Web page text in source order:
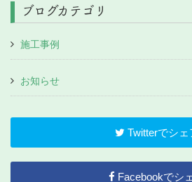
ブログカテゴリ
施工事例
お知らせ
Twitterでシェ
Facebookでシ